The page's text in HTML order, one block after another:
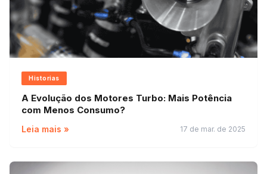
Historias
A Evolução dos Motores Turbo: Mais Potência
com Menos Consumo?
Leia mais » 17 de mar. de 2025